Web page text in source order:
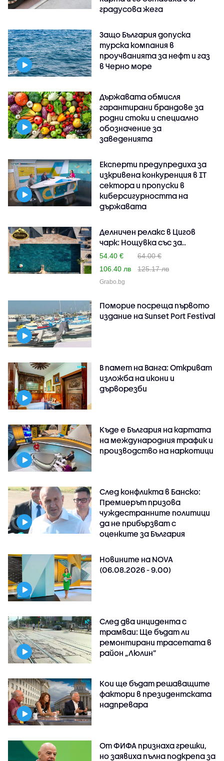
градусова жега
Защо България допуска
турска компания в
проучванията за нефт и газ
в Черно море
Държавата обмисля
гарантирани брандове за
родни стоки и специално
обозначение за
заведенията
Експерти предупредиха за
изкривена конкуренция в IT
сектора и пропуски в
киберсигурността на
държавата
Делничен релакс в Цигов
чарк: Нощувка със за..
54.40 €
64.00 €
106.40 лв
125.17 лв
Grabo.bg
Поморие посреща първото
издание на Sunset Port Festival
В памет на Ванга: Откриват
изложба на икони и
дърворезби
Къде е България на картата
на международния трафик и
производство на наркотици
След конфликта в Банско:
Премиерът призова
чуждестранните политици
да не прибързват с
оценките за България
Новините на NOVA
(06.08.2026 - 9.00)
След два инцидента с
трамваи: Ще бъдат ли
ремонтирани трасетата в
район „Люлин”
Кои ще бъдат решаващите
фактори в президентската
надпревара
От ФИФА признаха грешки,
но заявиха пълна подкрепа за